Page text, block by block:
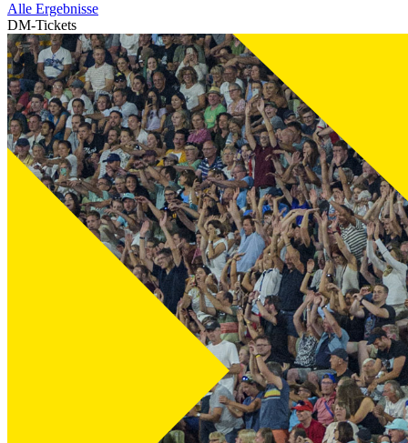
Alle Ergebnisse
DM-Tickets